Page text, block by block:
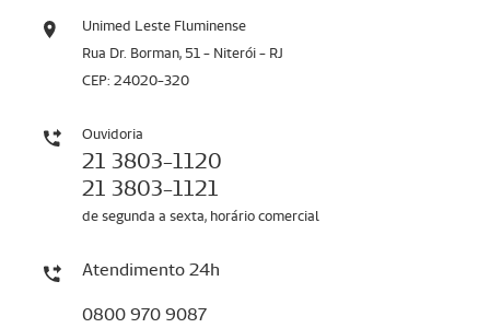
Unimed Leste Fluminense
Rua Dr. Borman, 51 - Niterói - RJ
CEP: 24020-320
Ouvidoria
21 3803-1120
21 3803-1121
de segunda a sexta, horário comercial
Atendimento 24h
0800 970 9087